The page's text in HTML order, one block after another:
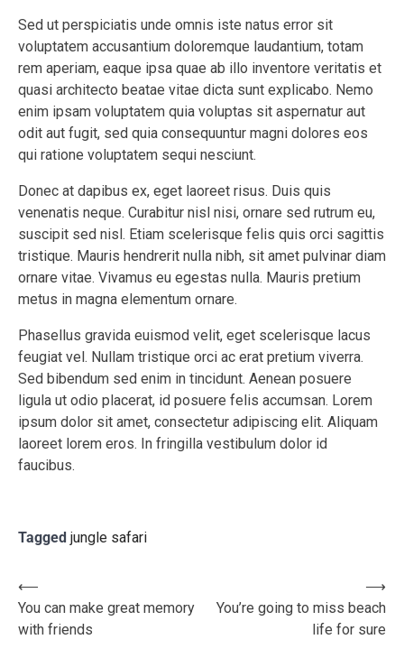
Sed ut perspiciatis unde omnis iste natus error sit
voluptatem accusantium doloremque laudantium, totam
rem aperiam, eaque ipsa quae ab illo inventore veritatis et
quasi architecto beatae vitae dicta sunt explicabo. Nemo
enim ipsam voluptatem quia voluptas sit aspernatur aut
odit aut fugit, sed quia consequuntur magni dolores eos
qui ratione voluptatem sequi nesciunt.
Donec at dapibus ex, eget laoreet risus. Duis quis
venenatis neque. Curabitur nisl nisi, ornare sed rutrum eu,
suscipit sed nisl. Etiam scelerisque felis quis orci sagittis
tristique. Mauris hendrerit nulla nibh, sit amet pulvinar diam
ornare vitae. Vivamus eu egestas nulla. Mauris pretium
metus in magna elementum ornare.
Phasellus gravida euismod velit, eget scelerisque lacus
feugiat vel. Nullam tristique orci ac erat pretium viverra.
Sed bibendum sed enim in tincidunt. Aenean posuere
ligula ut odio placerat, id posuere felis accumsan. Lorem
ipsum dolor sit amet, consectetur adipiscing elit. Aliquam
laoreet lorem eros. In fringilla vestibulum dolor id
faucibus.
Tagged jungle safari
Navegação
de
⟵
You can make great memory
with friends
You’re going to miss beach
life for sure
⟶